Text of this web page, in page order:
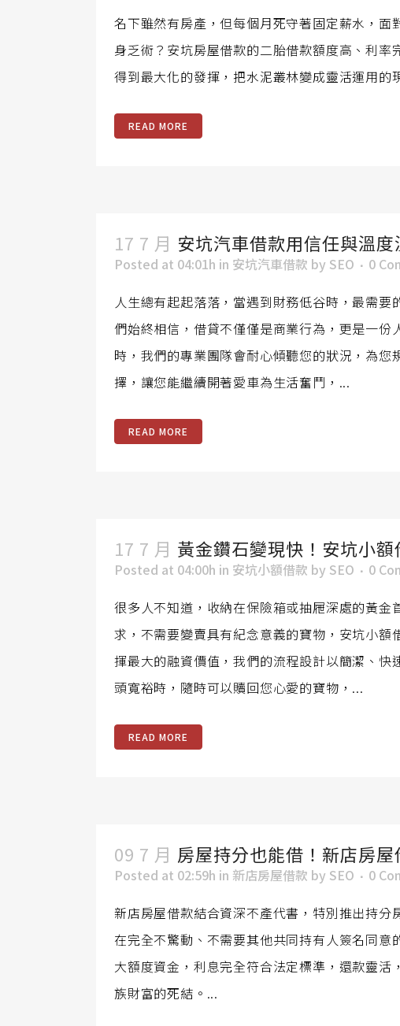
名下雖然有房產，但每個月死守著固定薪水，
身乏術？安坑房屋借款的二胎借款額度高、利
得到最大化的發揮，把水泥叢林變成靈活運用
READ MORE
17 7 月 安坑汽車借款用信任與溫
Posted at 04:01h in 安坑汽車借款 by SEO 0
人生總有起起落落，當遇到財務低谷時，最需
們始終相信，借貸不僅僅是商業行為，更是一
時，我們的專業團隊會耐心傾聽您的狀況，為
擇，讓您能繼續開著愛車為生活奮鬥，...
READ MORE
17 7 月 黃金鑽石變現快！安坑小
Posted at 04:00h in 安坑小額借款 by SEO 0
很多人不知道，收納在保險箱或抽屜深處的黃
求，不需要變賣具有紀念意義的寶物，安坑小
揮最大的融資價值，我們的流程設計以簡潔、
頭寬裕時，隨時可以贖回您心愛的寶物，...
READ MORE
09 7 月 房屋持分也能借！新店房
Posted at 02:59h in 新店房屋借款 by SEO 0
新店房屋借款結合資深不產代書，特別推出持分
在完全不驚動、不需要其他共同持有人簽名同
大額度資金，利息完全符合法定標準，還款靈
族財富的死結。...